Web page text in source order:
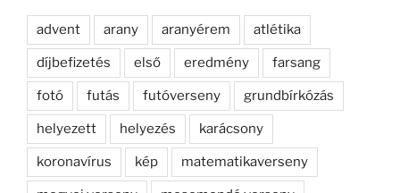
advent arany aranyérem atlétika
díjbefizetés első eredmény farsang
fotó futás futóverseny grundbírkózás
helyezett helyezés karácsony
koronavírus kép matematikaverseny